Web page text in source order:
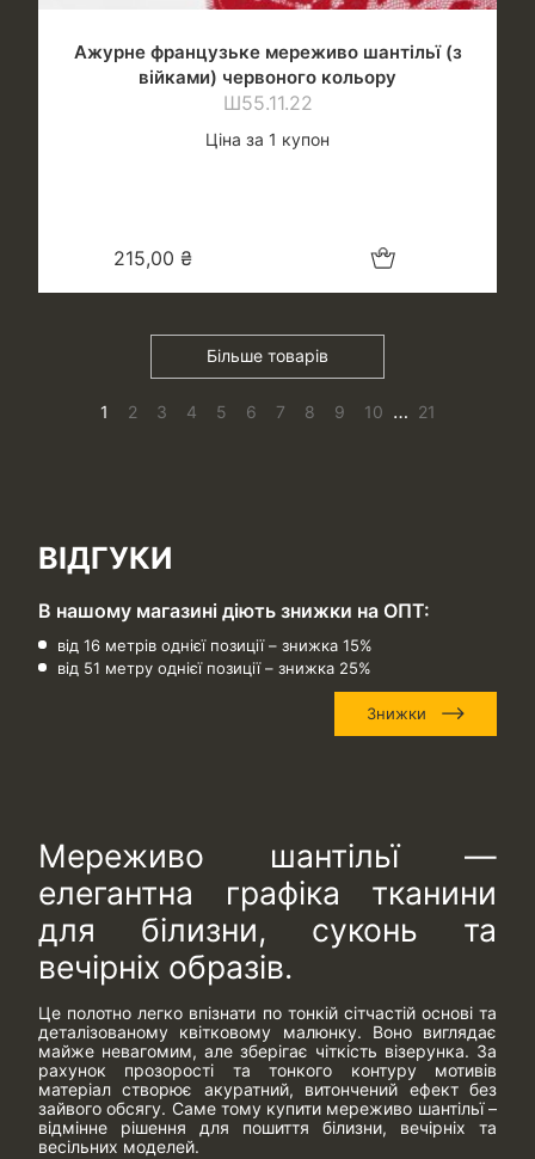
Ажурне французьке мереживо шантільї (з
війками) червоного кольору
Ш55.11.22
Ціна за 1 купон
215,00 ₴ Додати в кошик
Більше товарів
1 2 3 4 5 6 7 8 9 10 … 21
ВІДГУКИ
В нашому магазині діють знижки на ОПТ:
від 16 метрів однієї позиції – знижка 15%
від 51 метру однієї позиції – знижка 25%
Знижки
Мереживо шантільї —
елегантна графіка тканини
для білизни, суконь та
вечірніх образів.
Це полотно легко впізнати по тонкій сітчастій основі та
деталізованому квітковому малюнку. Воно виглядає
майже невагомим, але зберігає чіткість візерунка. За
рахунок прозорості та тонкого контуру мотивів
матеріал створює акуратний, витончений ефект без
зайвого обсягу. Саме тому купити мереживо шантільї –
відмінне рішення для пошиття білизни, вечірніх та
весільних моделей.